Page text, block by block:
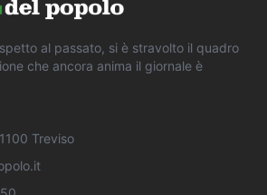
al passato, si è stravolto il quadro
che ancora anima il giornale è
Treviso